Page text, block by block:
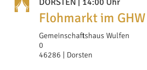
Flohmarkt im GHW
Gemeinschaftshaus Wulfen
0
46286 | Dorsten